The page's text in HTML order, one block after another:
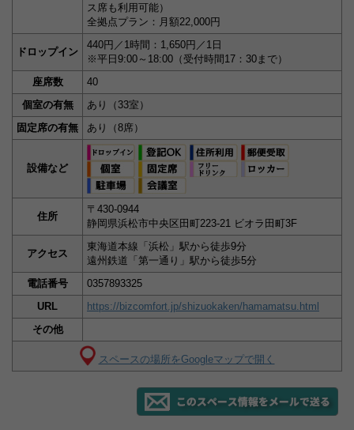
ス席も利用可能）
全拠点プラン：月額22,000円
ドロップイン
440円／1時間：1,650円／1日
※平日9:00～18:00（受付時間17：30まで）
座席数
40
個室の有無
あり（33室）
固定席の有無
あり（8席）
設備など
住所
〒430-0944
静岡県浜松市中央区田町223-21 ビオラ田町3F
アクセス
東海道本線「浜松」駅から徒歩9分
遠州鉄道「第一通り」駅から徒歩5分
電話番号
0357893325
URL
https://bizcomfort.jp/shizuokaken/hamamatsu.html
その他
スペースの場所をGoogleマップで開く